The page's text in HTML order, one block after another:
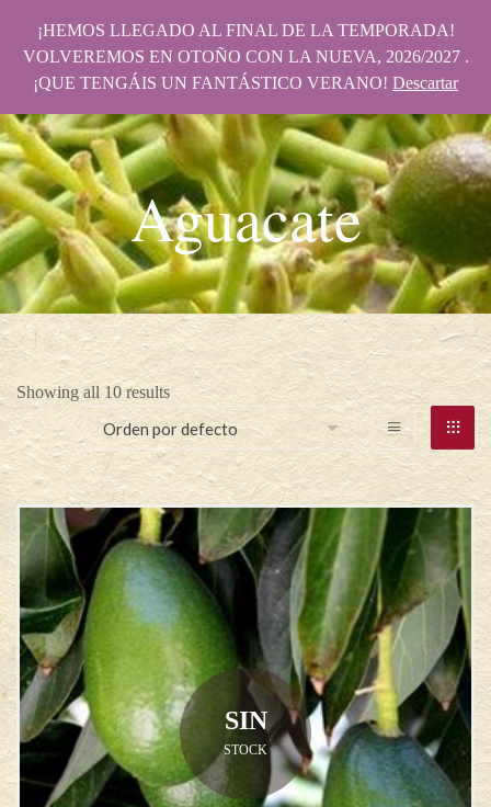
Aguacate
Showing all 10 results
SIN
STOCK
¡HEMOS LLEGADO AL FINAL DE LA TEMPORADA!
VOLVEREMOS EN OTOÑO CON LA NUEVA, 2026/2027 .
¡QUE TENGÁIS UN FANTÁSTICO VERANO! Descartar